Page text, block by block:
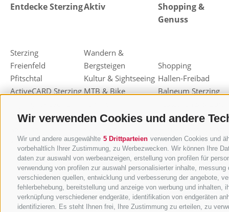
Wir verwenden Cookies und andere
Wir und andere ausgewählte 5 Drittparteien verwenden Cookies und
vorbehaltlich Ihrer Zustimmung, zu Werbezwecken. Wir können Ihre
daten zur auswahl von werbeanzeigen, erstellung von profilen für
verwendung von profilen zur auswahl personalisierter inhalte,
verschiedenen quellen, entwicklung und verbesserung der angebote,
fehlerbehebung, bereitstellung und anzeige von werbung und
verknüpfung verschiedener endgeräte, identifikation von endgeräten
identifizieren. Es steht Ihnen frei, Ihre Zustimmung zu erteilen, zu
Entdecke Sterzing
Sterzing
Freienfeld
Pfitschtal
ActiveCARD Sterzing
Weihnachtsmarkt
Knödelfest Sterzing
Aktiv
Wandern &
Bergsteigen
Kultur & Sightseeing
MTB & Bike
Freizeit & Sport
Rodeln
Langlaufen
Ski-Alpinismus
Andere
Winteraktivitäten
Shopping &
Genuss
Shopping
Hallen-Freibad
Balneum Sterzing
Almen & Hütten
Sterzinger Joghurt
Eisacktaler Kost
Einkaufsgutscheine
Törggelen
Berg-Kräuter